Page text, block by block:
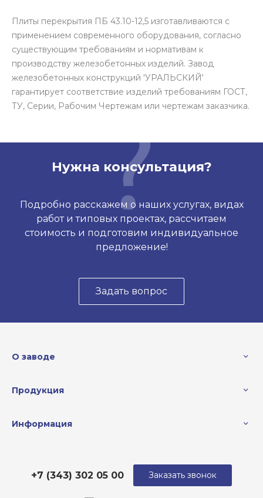
Плиты перекрытия ПБ 43.10-12,5 изготавливаются с
применением современного оборудования, согласно
существующим требованиям и нормативам к
производству железобетонных изделий. Завод
железобетонных конструкций 'УРАЛЬСКИЙ'
гарантирует соответствие изделий требованиям ГОСТ,
ТУ, Серии, Рабочим Чертежам или чертежам заказчика.
Нужна консультация?
Подробно расскажем о наших услугах, видах
работ и типовых проектах, рассчитаем
стоимость и подготовим индивидуальное
предложение!
Задать вопрос
О заводе
Продукция
Информация
+7 (343) 302 05 00 Заказать звонок